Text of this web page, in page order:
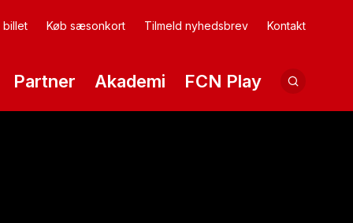
Partner Akademi FCN Play
billet Køb sæsonkort Tilmeld nyhedsbrev Kontakt